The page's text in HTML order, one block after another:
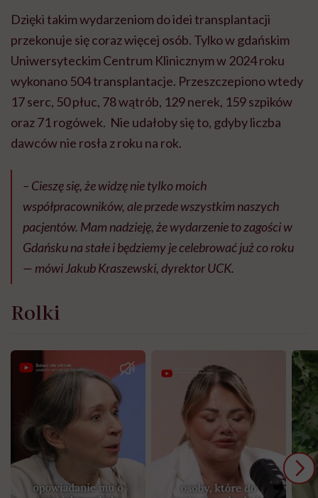
Dzięki takim wydarzeniom do idei transplantacji
przekonuje się coraz więcej osób. Tylko w gdańskim
Uniwersyteckim Centrum Klinicznym w 2024 roku
wykonano 504 transplantacje. Przeszczepiono wtedy
17 serc, 50 płuc, 78 wątrób, 129 nerek, 159 szpików
oraz 71 rogówek. Nie udałoby się to, gdyby liczba
dawców nie rosła z roku na rok.
– Cieszę się, że widzę nie tylko moich
współpracowników, ale przede wszystkim naszych
pacjentów. Mam nadzieję, że wydarzenie to zagości w
Gdańsku na stałe i będziemy je celebrować już co roku
— mówi Jakub Kraszewski, dyrektor UCK.
Rolki